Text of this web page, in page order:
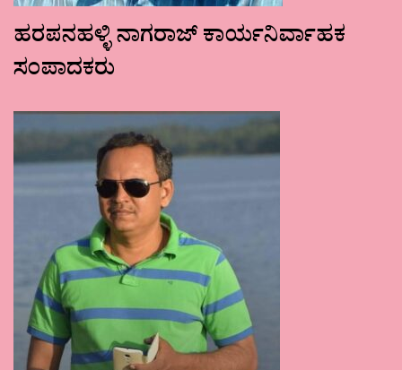
ಹರಪನಹಳ್ಳಿ ನಾಗರಾಜ್ ಕಾರ್ಯನಿರ್ವಾಹಕ
ಸಂಪಾದಕರು